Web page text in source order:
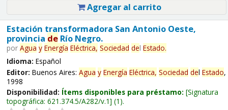
Agregar al carrito
Estación transformadora San Antonio Oeste,
provincia deRío Negro.
por Agua y Energía Eléctrica, Sociedad del Estado.
Idioma: Español
Editor: Buenos Aires: Agua y Energía Eléctrica, Sociedad del Estado,
1998
Disponibilidad: Ítems disponibles para préstamo: Signatura
topográfica: 621.374.5/A282/v.1 (1).